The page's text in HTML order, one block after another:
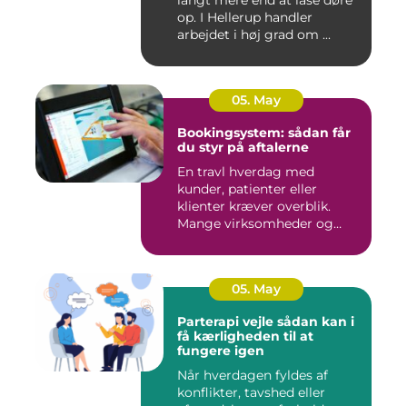
op. I Hellerup handler
arbejdet i høj grad om ...
05. May
Bookingsystem: sådan får
du styr på aftalerne
En travl hverdag med
kunder, patienter eller
klienter kræver overblik.
Mange virksomheder og
05. May
Parterapi vejle sådan kan i
få kærligheden til at
fungere igen
Når hverdagen fyldes af
konflikter, tavshed eller